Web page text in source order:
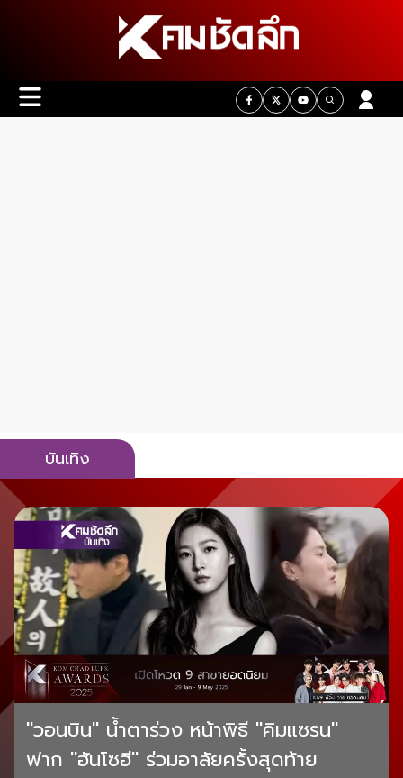
บันเทิง
"วอนบิน" น้ำตาร่วง หน้าพิธี "คิมแซรน"
ฟาก "ฮันโซฮี" ร่วมอาลัยครั้งสุดท้าย